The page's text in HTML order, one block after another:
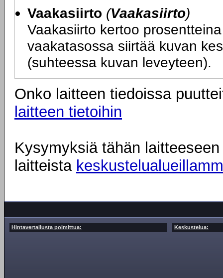
Vaakasiirto (Vaakasiirto)
Vaakasiirto kertoo
vaakatasossa siirtää kuvan
(suhteessa kuvan leveyteen).
Onko laitteen tiedoissa
laitteen tietoihin
Kysymyksiä tähän
laitteista
Hintavertailusta poimittua: Keskustelua: